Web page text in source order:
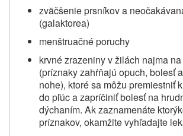
zväčšenie prsníkov a
(galaktorea)
menštruačné poruchy
krvné zrazeniny v žilách najma
(príznaky zahŕňajú opuch, bolesť
nohe), ktoré sa môžu premiestniť
do pľúc a zapríčiniť bolesť na
dýchaním. Ak zaznamenáte
príznakov, okamžite vyhľadajte